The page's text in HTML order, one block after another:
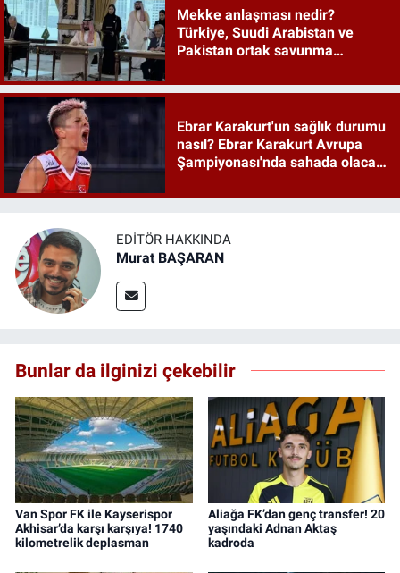
Mekke anlaşması nedir?
Türkiye, Suudi Arabistan ve
Pakistan ortak savunma
Ebrar Karakurt'un sağlık durumu
nasıl? Ebrar Karakurt Avrupa
Şampiyonası'nda sahada olacak
EDITÖR HAKKINDA
Murat BAŞARAN
Bunlar da ilginizi çekebilir
Van Spor FK ile Kayserispor
Akhisar’da karşı karşıya! 1740
kilometrelik deplasman
Aliağa FK’dan genç transfer! 20
yaşındaki Adnan Aktaş
kadroda